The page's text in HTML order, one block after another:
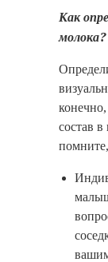
Как
молока?
состав